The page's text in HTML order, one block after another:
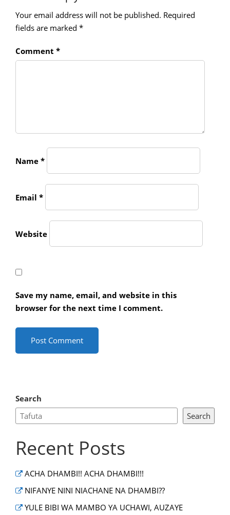
Your email address will not be published. Required
fields are marked *
Comment *
Name *
Email *
Website
Save my name, email, and website in this
browser for the next time I comment.
Search
Search
Recent Posts
ACHA DHAMBI!! ACHA DHAMBI!!!
NIFANYE NINI NIACHANE NA DHAMBI??
YULE BIBI WA MAMBO YA UCHAWI, AUZAYE